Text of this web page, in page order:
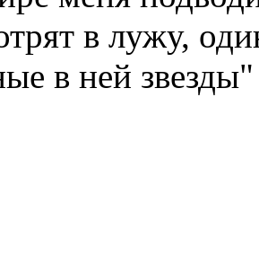
в лужу,
в ней звезды"